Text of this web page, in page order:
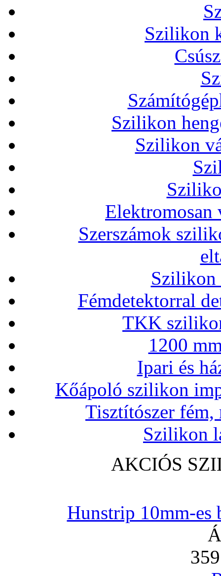
Szilikon
Szilikon
Szilikon
Elektromosan
Szerszámok
Szilikon
Fémdetektorral
TKK
1200
Ipari és
Kőápoló szilikon
Tisztítószer
Szilikon
AKCIÓS
Hunstrip 10mm-es